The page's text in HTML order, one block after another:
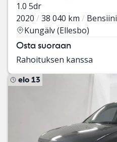
1.0 5dr
2020
38 040 km
Bensiini
Kungälv (Ellesbo)
Osta suoraan
Rahoituksen kanssa
elo 13